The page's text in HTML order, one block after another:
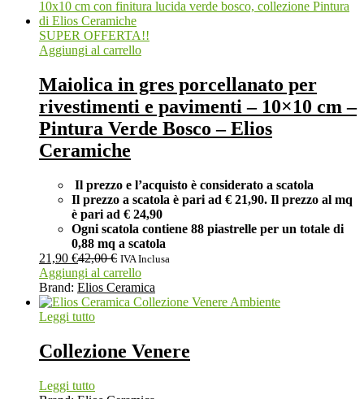
SUPER OFFERTA!!
Aggiungi al carrello
Maiolica in gres porcellanato per
rivestimenti e pavimenti – 10×10 cm –
Pintura Verde Bosco – Elios
Ceramiche
Il prezzo e l’acquisto è considerato a scatola
Il prezzo a scatola è pari ad € 21,90. Il prezzo al mq
è pari ad € 24,90
Ogni scatola contiene 88 piastrelle per un totale di
0,88 mq a scatola
21,90 €42,00€ IVA Inclusa
Aggiungi al carrello
Brand: Elios Ceramica
Leggi tutto
Collezione Venere
Leggi tutto